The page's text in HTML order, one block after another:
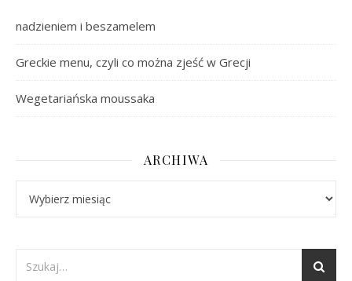
nadzieniem i beszamelem
Greckie menu, czyli co można zjeść w Grecji
Wegetariańska moussaka
ARCHIWA